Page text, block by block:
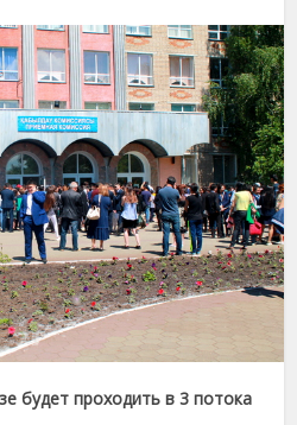
будет проходить в 3 потока